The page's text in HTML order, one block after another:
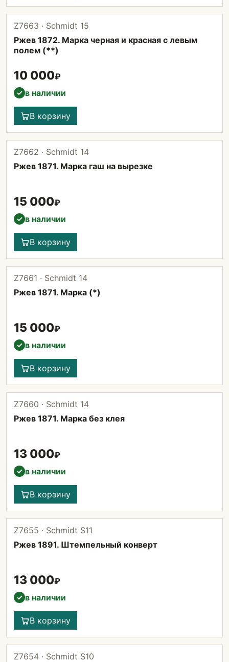
Z7663 · Schmidt 15
Ржев 1872. Марка черная и красная с левым
полем (**)
10 000₽
✓ в наличии
В корзину
Z7662 · Schmidt 14
Ржев 1871. Марка гаш на вырезке
15 000₽
✓ в наличии
В корзину
Z7661 · Schmidt 14
Ржев 1871. Марка (*)
15 000₽
✓ в наличии
В корзину
Z7660 · Schmidt 14
Ржев 1871. Марка без клея
13 000₽
✓ в наличии
В корзину
Z7655 · Schmidt S11
Ржев 1891. Штемпельный конверт
13 000₽
✓ в наличии
В корзину
Z7654 · Schmidt S10